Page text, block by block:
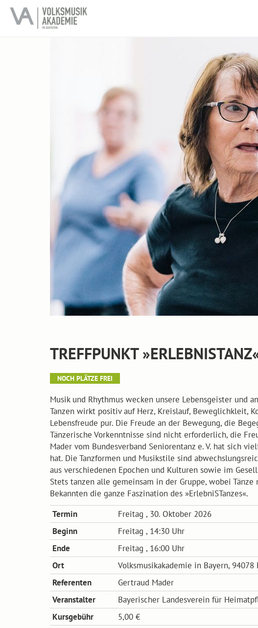
TREFFPUNKT
NOCH PLÄTZE FREI
Musik und Rhythmus wecken unsere Lebensgeister und
Tanzen wirkt positiv auf Herz, Kreislauf, Beweglichkleit,
Lebensfreude pur. Die Freude an der Bewegung, die
Tänzerische Vorkenntnisse sind nicht erforderlich, die
Mader vom Bundesverband Seniorentanz e. V. hat sich
hat. Die Tanzformen und Musikstile sind
aus verschiedenen Epochen und Kulturen sowie im
Stets tanzen alle gemeinsam in der Gruppe, wobei
Bekannten die ganze Faszination des »ErlebniSTanzes«.
Termin
Freitag , 30. Oktober 2026
Beginn
Freitag , 14:30 Uhr
Ende
Freitag , 16:00 Uhr
Ort
Volksmusikakademie in Bayern, 94078
Referenten
Gertraud Mader
Veranstalter
Bayerischer Landesverein für
Kursgebühr
5,00 €